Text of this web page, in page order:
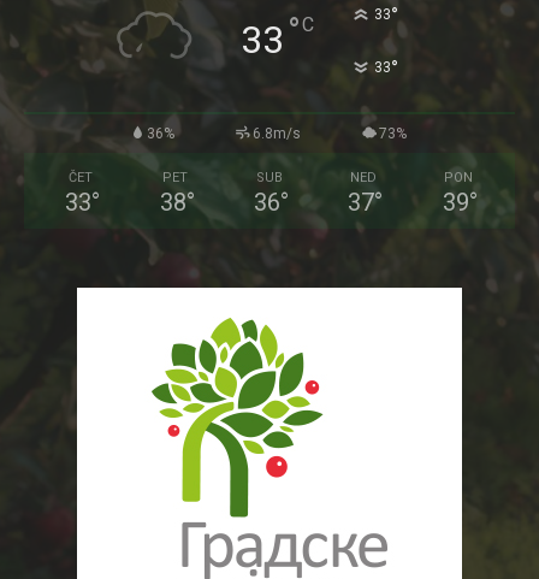
33 °C 33°
33°
36% 6.8m/s 73%
ČET
33°
PET
38°
SUB
36°
NED
37°
PON
39°